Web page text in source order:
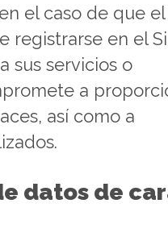
el caso de que el
registrarse en el
sus servicios o
a
así como a
datos de